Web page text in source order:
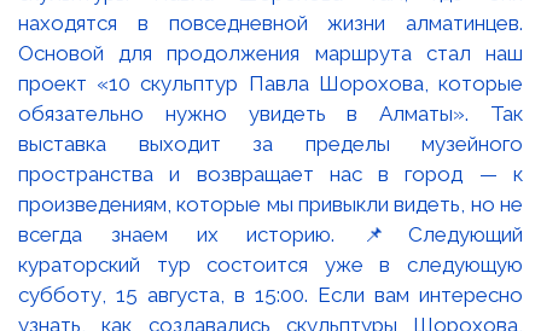
находятся в повседневной жизни алматинцев.
Основой для продолжения маршрута стал наш
проект «10 скульптур Павла Шорохова, которые
обязательно нужно увидеть в Алматы». Так
выставка выходит за пределы музейного
пространства и возвращает нас в город — к
произведениям, которые мы привыкли видеть, но не
всегда знаем их историю. 📌Следующий
кураторский тур состоится уже в следующую
субботу, 15 августа, в 15:00. Если вам интересно
узнать, как создавались скульптуры Шорохова,